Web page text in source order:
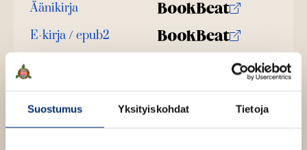
Suostumus Yksityiskohdat Tietoja
K
u
u
t
l
e
Äänikirja
B
o
o
b
a
t
K
u
t
e
E-kirja / epub2
B
o
b
e